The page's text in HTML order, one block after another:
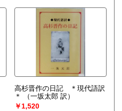
子）
高杉晋作の日記 ＊現代語訳
＊
（一坂太郎 訳）
￥1,520